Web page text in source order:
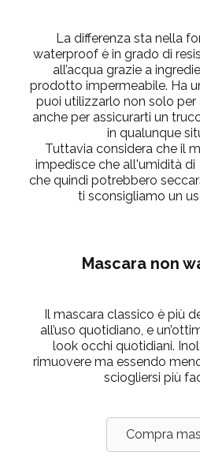
La differenza sta nella
waterproof è in grado di
all’acqua grazie a
prodotto impermeabile. Ha
puoi utilizzarlo non solo per
anche per assicurarti un
in qualunque
Tuttavia considera che il
impedisce che all'umidità
che quindi potrebbero
ti sconsigliamo un
Mascara non
Il mascara classico è più
all’uso quotidiano, e
look occhi quotidiani.
rimuovere ma essendo
sciogliersi più
Compra